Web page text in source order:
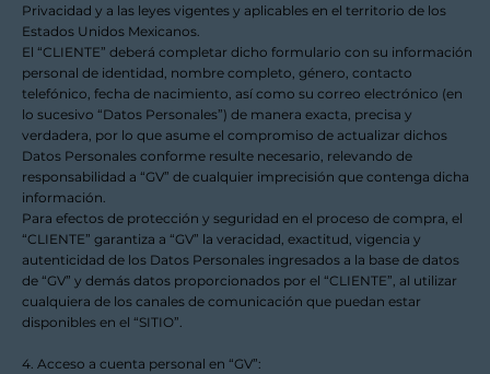
Privacidad y a las leyes vigentes y aplicables en el territorio de los
Estados Unidos Mexicanos.
El “CLIENTE” deberá completar dicho formulario con su información
personal de identidad, nombre completo, género, contacto
telefónico, fecha de nacimiento, así como su correo electrónico (en
lo sucesivo “Datos Personales”) de manera exacta, precisa y
verdadera, por lo que asume el compromiso de actualizar dichos
Datos Personales conforme resulte necesario, relevando de
responsabilidad a “GV” de cualquier imprecisión que contenga dicha
información.
Para efectos de protección y seguridad en el proceso de compra, el
“CLIENTE” garantiza a “GV” la veracidad, exactitud, vigencia y
autenticidad de los Datos Personales ingresados a la base de datos
de “GV” y demás datos proporcionados por el “CLIENTE”, al utilizar
cualquiera de los canales de comunicación que puedan estar
disponibles en el “SITIO”.
4. Acceso a cuenta personal en “GV”: